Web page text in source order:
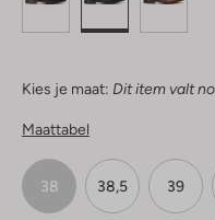
Kies je maat: Dit item valt
Maattabel
38 38,5 39